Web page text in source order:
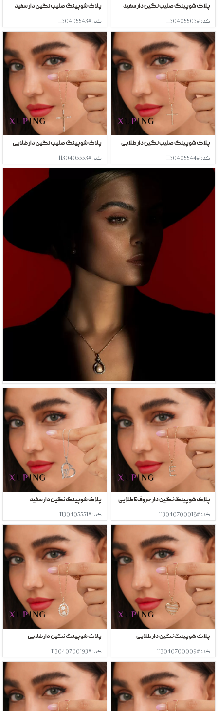
پلاک شوپینگ صلیب نگین دار سفید
کد: #1130405503
پلاک شوپینگ صلیب نگین دار سفید
کد: #1130405543
پلاک شوپینگ صلیب نگین دار طلایی
کد: #1130405544
پلاک شوپینگ صلیب نگین دار طلایی
کد: #1130405553
پلاک شوپینگ نگین دار حروف E طلایی
کد: #113040700018
پلاک شوپینگ نگین دار سفید
کد: #1130405551
پلاک شوپینگ نگین دار طلایی
کد: #113040700009
پلاک شوپینگ نگین دار طلایی
کد: #113040700193